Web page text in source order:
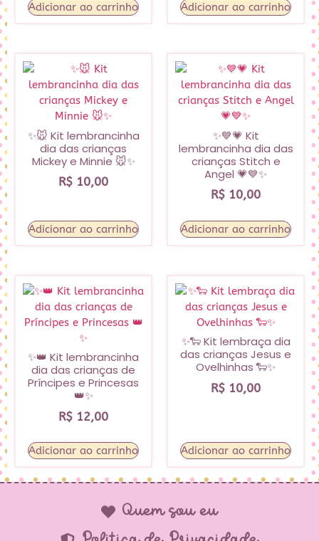
Adicionar ao carrinho Adicionar ao carrinho
✨🐭 Kit lembrancinha
dia das crianças
Mickey e Minnie 🐭✨
R$ 10,00
Adicionar ao carrinho
✨💙💗 Kit
lembrancinha dia das
crianças Stitch e
Angel 💗💙✨
R$ 10,00
Adicionar ao carrinho
✨👑 Kit lembrancinha
dia das crianças de
Príncipes e Princesas
👑✨
R$ 12,00
Adicionar ao carrinho
✨🐑 Kit lembraça dia
das crianças Jesus e
Ovelhinhas 🐑✨
R$ 10,00
Adicionar ao carrinho
Quem sou eu